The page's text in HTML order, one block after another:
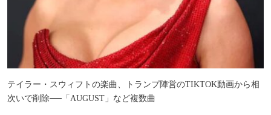
テイラー・スウィフトの楽曲、トランプ陣営のTIKTOK動画から相
次いで削除──「AUGUST」など複数曲